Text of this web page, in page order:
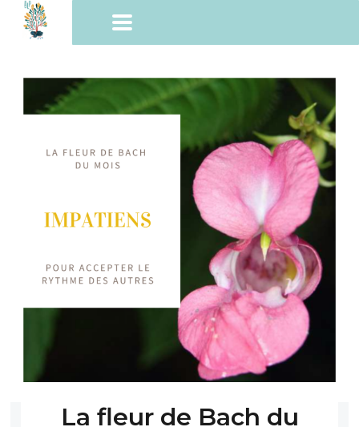
La fleur de Bach du